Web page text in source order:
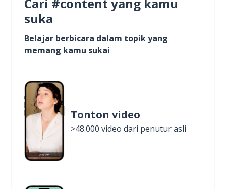
suka
Belajar berbicara dalam topik yang
memang kamu sukai
Tonton video
>48.000 video dari penutur asli